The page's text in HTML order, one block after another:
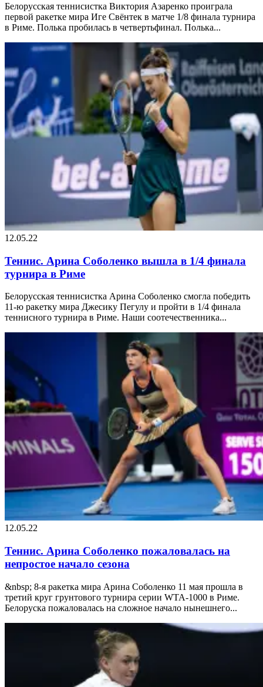
Белорусская теннисистка Виктория Азаренко проиграла
первой ракетке мира Иге Свёнтек в матче 1/8 финала турнира
в Риме. Полька пробилась в четвертьфинал. Полька...
12.05.22
Теннис. Арина Соболенко вышла в 1/4 финала
турнира в Риме
Белорусская теннисистка Арина Соболенко смогла победить
11-ю ракетку мира Джесику Пегулу и пройти в 1/4 финала
теннисного турнира в Риме. Наши соотечественника...
12.05.22
Теннис. Арина Соболенко пожаловалась на
непростое начало сезона
&nbsp; 8-я ракетка мира Арина Соболенко 11 мая прошла в
третий круг грунтового турнира серии WTA-1000 в Риме.
Белоруска пожаловалась на сложное начало нынешнего...